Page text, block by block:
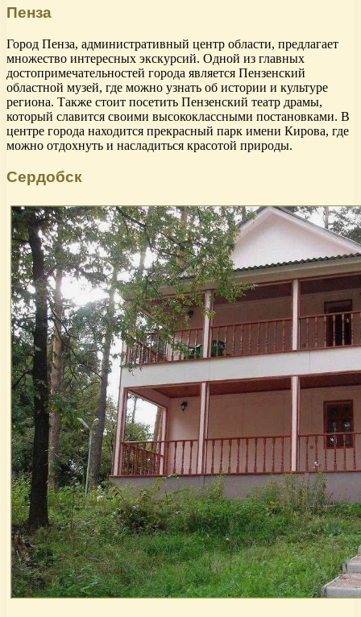
Пенза
Город Пенза, административный центр области, предлагает
множество интересных экскурсий. Одной из главных
достопримечательностей города является Пензенский
областной музей, где можно узнать об истории и культуре
региона. Также стоит посетить Пензенский театр драмы,
который славится своими высококлассными постановками. В
центре города находится прекрасный парк имени Кирова, где
можно отдохнуть и насладиться красотой природы.
Сердобск